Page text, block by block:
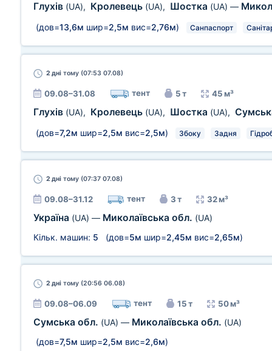
Глухів (UA), Кролевець (UA), Шостка (UA) —
(дов=13,6м шир=2,5м вис=2,76м) Санпаспорт
2 дні тому (07:53 07.08)
09.08–31.08 тент 5 т 45 м³
Глухів (UA), Кролевець (UA), Шостка (UA),
(дов=7,2м шир=2,5м вис=2,5м) Збоку Задня
2 дні тому (07:37 07.08)
09.08–31.12 тент 3 т 32 м³
Україна (UA) — Миколаївська обл. (UA)
Кільк. машин: 5 (дов=5м шир=2,45м вис=2,65м)
2 дні тому (20:56 06.08)
09.08–06.09 тент 15 т 50 м³
Сумська обл. (UA) — Миколаївська обл. (UA)
(дов=7,5м шир=2,5м вис=2,6м)